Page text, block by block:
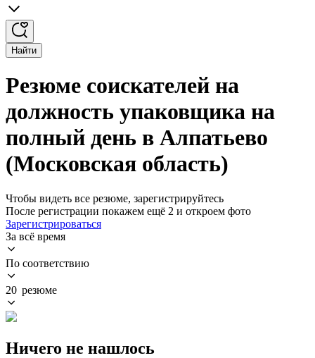
Найти
Резюме соискателей на
должность упаковщика на
полный день в Алпатьево
(Московская область)
Чтобы видеть все резюме, зарегистрируйтесь
После регистрации покажем ещё 2 и откроем фото
Зарегистрироваться
За всё время
По соответствию
20 резюме
Ничего не нашлось